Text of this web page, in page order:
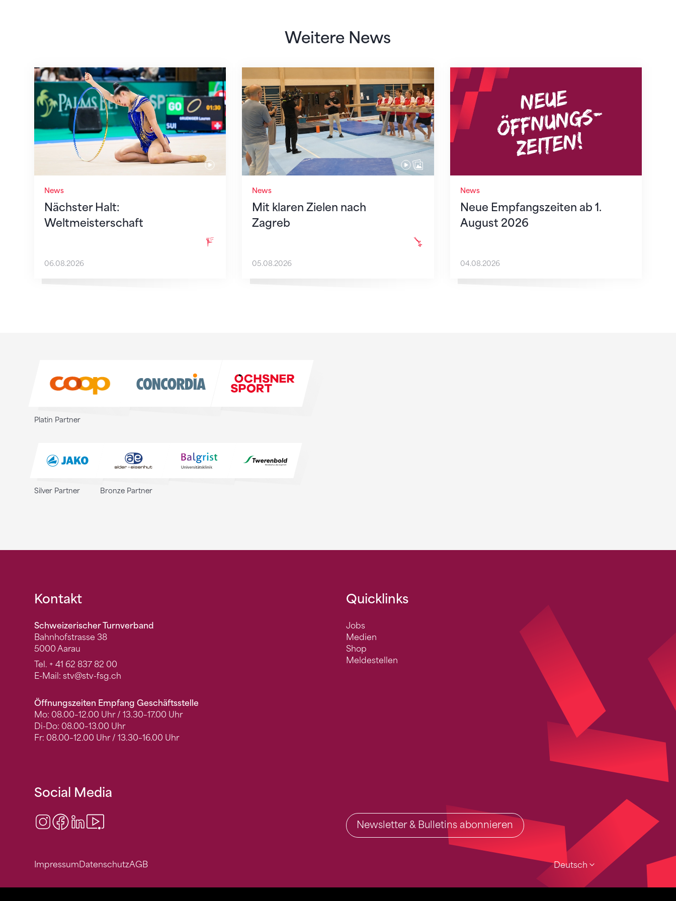
Weitere News
News
Nächster Halt:
Weltmeisterschaft
Nächster Halt: Weltmeisterschaft
06.08.2026
News
Mit klaren Zielen nach
Zagreb
Mit klaren Zielen nach Zagreb
05.08.2026
News
Neue Empfangszeiten ab 1.
August 2026
Neue Empfangszeiten ab 1. August 2026
04.08.2026
Platin Partner
Silver Partner Bronze Partner
Fusszeile
Kontakt
Schweizerischer Turnverband
Bahnhofstrasse 38
5000 Aarau
Tel. + 41 62 837 82 00
E-Mail: stv@stv-fsg.ch
Öffnungszeiten Empfang Geschäftsstelle
Mo: 08.00–12.00 Uhr / 13.30–17.00 Uhr
Di-Do: 08.00–13.00 Uhr
Fr: 08.00–12.00 Uhr / 13.30–16.00 Uhr
Quicklinks
Jobs
Medien
Shop
Meldestellen
Deutsch
Social Media
Instagram
Facebook
LinkedIn Newsletter & Bulletins abonnieren
ImpressumDatenschutzAGB